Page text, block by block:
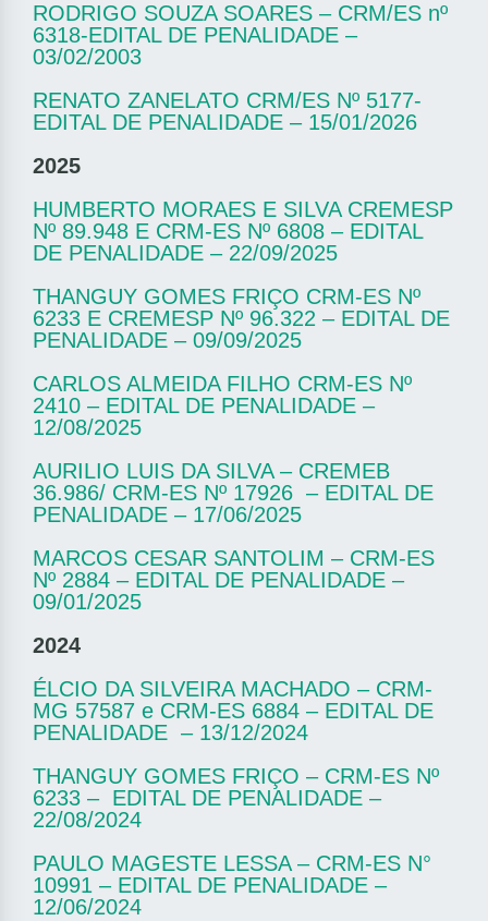
RODRIGO SOUZA SOARES – CRM/ES nº
6318-EDITAL DE PENALIDADE –
03/02/2003
RENATO ZANELATO CRM/ES Nº 5177-
EDITAL DE PENALIDADE – 15/01/2026
2025
HUMBERTO MORAES E SILVA CREMESP
Nº 89.948 E CRM-ES Nº 6808 – EDITAL
DE PENALIDADE – 22/09/2025
THANGUY GOMES FRIÇO CRM-ES Nº
6233 E CREMESP Nº 96.322 – EDITAL DE
PENALIDADE – 09/09/2025
CARLOS ALMEIDA FILHO CRM-ES Nº
2410 – EDITAL DE PENALIDADE –
12/08/2025
AURILIO LUIS DA SILVA – CREMEB
36.986/ CRM-ES Nº 17926 – EDITAL DE
PENALIDADE – 17/06/2025
MARCOS CESAR SANTOLIM – CRM-ES
Nº 2884 – EDITAL DE PENALIDADE –
09/01/2025
2024
ÉLCIO DA SILVEIRA MACHADO – CRM-
MG 57587 e CRM-ES 6884 – EDITAL DE
PENALIDADE – 13/12/2024
THANGUY GOMES FRIÇO – CRM-ES Nº
6233 – EDITAL DE PENALIDADE –
22/08/2024
PAULO MAGESTE LESSA – CRM-ES N°
10991 – EDITAL DE PENALIDADE –
12/06/2024